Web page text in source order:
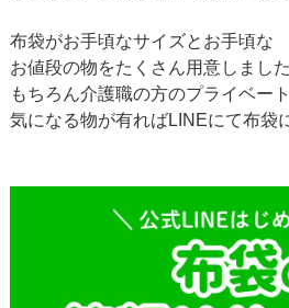
布袋がお手頃なサイズとお手頃な
お値段の物をたくさん用意しまし
もちろん介護職の方のプライベー
気になる物が有ればLINEにて布袋